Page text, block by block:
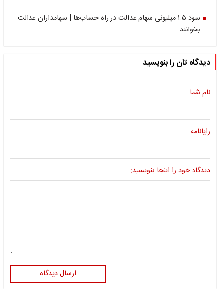
سود ۱.۵ میلیونی سهام عدالت در راه حساب‌ها | سهامداران عدالت
بخوانند
دیدگاه تان را بنویسید
نام شما
رایانامه
دیدگاه خود را اینجا بنویسید:
ارسال دیدگاه